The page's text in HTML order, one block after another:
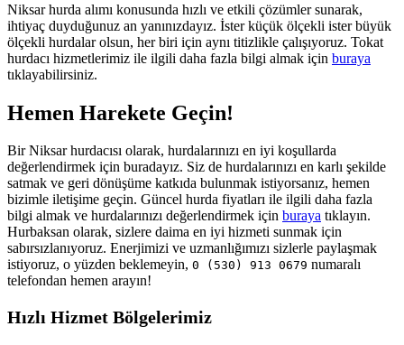
Niksar hurda alımı konusunda hızlı ve etkili çözümler sunarak,
ihtiyaç duyduğunuz an yanınızdayız. İster küçük ölçekli ister büyük
ölçekli hurdalar olsun, her biri için aynı titizlikle çalışıyoruz. Tokat
hurdacı hizmetlerimiz ile ilgili daha fazla bilgi almak için buraya
tıklayabilirsiniz.
Hemen Harekete Geçin!
Bir Niksar hurdacısı olarak, hurdalarınızı en iyi koşullarda
değerlendirmek için buradayız. Siz de hurdalarınızı en karlı şekilde
satmak ve geri dönüşüme katkıda bulunmak istiyorsanız, hemen
bizimle iletişime geçin. Güncel hurda fiyatları ile ilgili daha fazla
bilgi almak ve hurdalarınızı değerlendirmek için buraya tıklayın.
Hurbaksan olarak, sizlere daima en iyi hizmeti sunmak için
sabırsızlanıyoruz. Enerjimizi ve uzmanlığımızı sizlerle paylaşmak
istiyoruz, o yüzden beklemeyin, 0 (530) 913 0679 numaralı
telefondan hemen arayın!
Hızlı Hizmet Bölgelerimiz